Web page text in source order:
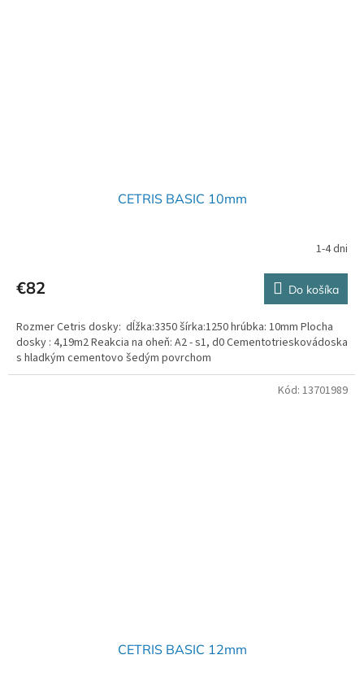
CETRIS BASIC 10mm
1-4 dni
€82 Do košíka
Rozmer Cetris dosky: dĺžka:3350 šírka:1250 hrúbka: 10mm Plocha
dosky : 4,19m2 Reakcia na oheň: A2 - s1, d0 Cementotrieskovádoska
s hladkým cementovo šedým povrchom
CETRIS BASIC 12mm
Kód: 13701989